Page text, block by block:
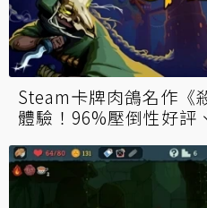
Steam卡牌肉鴿名作《
體驗！96%壓倒性好評